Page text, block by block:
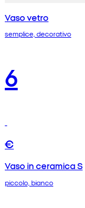
Vaso vetro
semplice, decorativo
6
€
Vaso in ceramica S
piccolo, bianco